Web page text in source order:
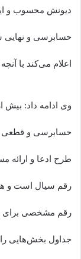
دیونش محسوب و
حسابرسی و نهایی
اعلام می‌کند با
حسابرسی و قطعی
طرح ادعا و ارائه
رقم سیال است و
رقم مشخصی برای
جداول بخش‌هایی را